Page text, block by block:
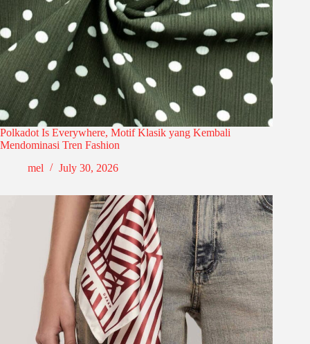
Polkadot Is Everywhere, Motif Klasik yang Kembali
Mendominasi Tren Fashion
mel
July 30, 2026